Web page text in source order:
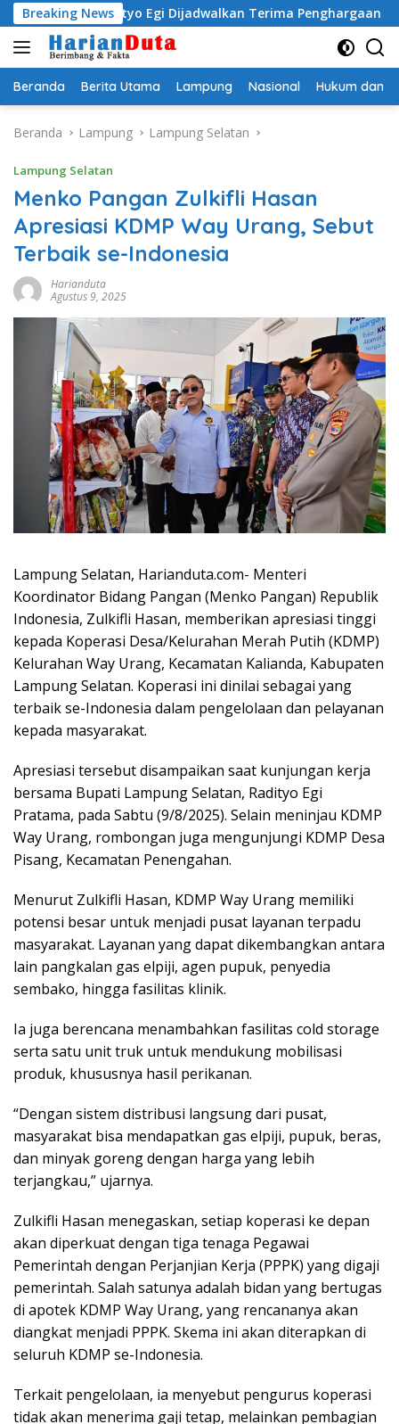
Langsung
ke
konten
Breaking News
Radityo Egi Dijadwalkan Terima Penghargaan dari HKBP
Beranda Berita Utama Lampung Nasional Hukum dan
Beranda Lampung Lampung Selatan
Lampung Selatan
Menko Pangan Zulkifli Hasan
Apresiasi KDMP Way Urang, Sebut
Terbaik se-Indonesia
Harianduta
Agustus 9, 2025
Lampung Selatan, Harianduta.com- Menteri
Koordinator Bidang Pangan (Menko Pangan) Republik
Indonesia, Zulkifli Hasan, memberikan apresiasi tinggi
kepada Koperasi Desa/Kelurahan Merah Putih (KDMP)
Kelurahan Way Urang, Kecamatan Kalianda, Kabupaten
Lampung Selatan. Koperasi ini dinilai sebagai yang
terbaik se-Indonesia dalam pengelolaan dan pelayanan
kepada masyarakat.
Apresiasi tersebut disampaikan saat kunjungan kerja
bersama Bupati Lampung Selatan, Radityo Egi
Pratama, pada Sabtu (9/8/2025). Selain meninjau KDMP
Way Urang, rombongan juga mengunjungi KDMP Desa
Pisang, Kecamatan Penengahan.
Menurut Zulkifli Hasan, KDMP Way Urang memiliki
potensi besar untuk menjadi pusat layanan terpadu
masyarakat. Layanan yang dapat dikembangkan antara
lain pangkalan gas elpiji, agen pupuk, penyedia
sembako, hingga fasilitas klinik.
Ia juga berencana menambahkan fasilitas cold storage
serta satu unit truk untuk mendukung mobilisasi
produk, khususnya hasil perikanan.
“Dengan sistem distribusi langsung dari pusat,
masyarakat bisa mendapatkan gas elpiji, pupuk, beras,
dan minyak goreng dengan harga yang lebih
terjangkau,” ujarnya.
Zulkifli Hasan menegaskan, setiap koperasi ke depan
akan diperkuat dengan tiga tenaga Pegawai
Pemerintah dengan Perjanjian Kerja (PPPK) yang digaji
pemerintah. Salah satunya adalah bidan yang bertugas
di apotek KDMP Way Urang, yang rencananya akan
diangkat menjadi PPPK. Skema ini akan diterapkan di
seluruh KDMP se-Indonesia.
Terkait pengelolaan, ia menyebut pengurus koperasi
tidak akan menerima gaji tetap, melainkan pembagian